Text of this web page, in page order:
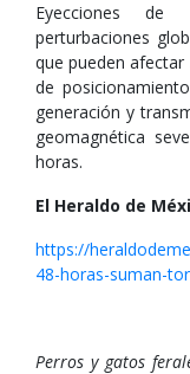
Eyecciones de
perturbaciones
que pueden
de
generación y
geomagnética
horas.
El Heraldo de
https://
48-horas-suman-
Perros y gatos